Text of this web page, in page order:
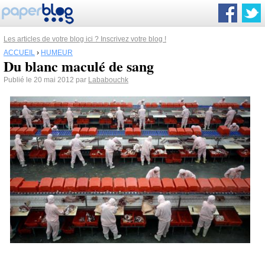
Les articles de votre blog ici ? Inscrivez votre blog !
ACCUEIL › HUMEUR
Du blanc maculé de sang
Publié le 20 mai 2012 par Lababouchk